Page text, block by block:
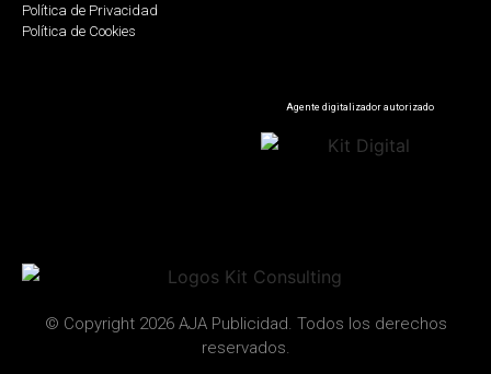
Política de Privacidad
Política de Cookies
Agente digitalizador autorizado
© Copyright 2026 AJA Publicidad. Todos los derechos
reservados.